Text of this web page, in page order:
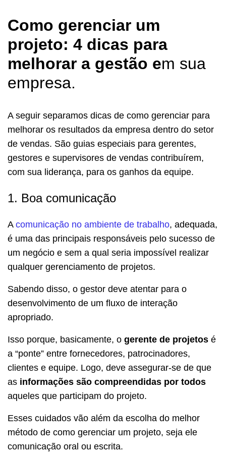
Como gerenciar um
projeto: 4 dicas para
melhorar a gestão em sua
empresa.
A seguir separamos dicas de como gerenciar para
melhorar os resultados da empresa dentro do setor
de vendas. São guias especiais para gerentes,
gestores e supervisores de vendas contribuírem,
com sua liderança, para os ganhos da equipe.
1. Boa comunicação
A comunicação no ambiente de trabalho, adequada,
é uma das principais responsáveis pelo sucesso de
um negócio e sem a qual seria impossível realizar
qualquer gerenciamento de projetos.
Sabendo disso, o gestor deve atentar para o
desenvolvimento de um fluxo de interação
apropriado.
Isso porque, basicamente, o gerente de projetos é
a “ponte” entre fornecedores, patrocinadores,
clientes e equipe. Logo, deve assegurar-se de que
as informações são compreendidas por todos
aqueles que participam do projeto.
Esses cuidados vão além da escolha do melhor
método de como gerenciar um projeto, seja ele
comunicação oral ou escrita.